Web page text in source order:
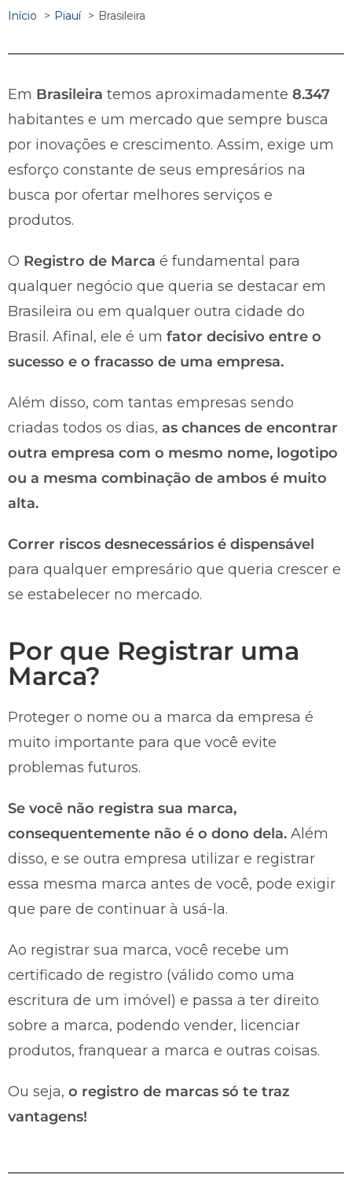
Início Piauí Brasileira
Em Brasileira temos aproximadamente 8.347
habitantes e um mercado que sempre busca
por inovações e crescimento. Assim, exige um
esforço constante de seus empresários na
busca por ofertar melhores serviços e
produtos.
O Registro de Marca é fundamental para
qualquer negócio que queria se destacar em
Brasileira ou em qualquer outra cidade do
Brasil. Afinal, ele é um fator decisivo entre o
sucesso e o fracasso de uma empresa.
Além disso, com tantas empresas sendo
criadas todos os dias, as chances de encontrar
outra empresa com o mesmo nome, logotipo
ou a mesma combinação de ambos é muito
alta.
Correr riscos desnecessários é dispensável
para qualquer empresário que queria crescer e
se estabelecer no mercado.
Por que Registrar uma
Marca?
Proteger o nome ou a marca da empresa é
muito importante para que você evite
problemas futuros.
Se você não registra sua marca,
consequentemente não é o dono dela. Além
disso, e se outra empresa utilizar e registrar
essa mesma marca antes de você, pode exigir
que pare de continuar à usá-la.
Ao registrar sua marca, você recebe um
certificado de registro (válido como uma
escritura de um imóvel) e passa a ter direito
sobre a marca, podendo vender, licenciar
produtos, franquear a marca e outras coisas.
Ou seja, o registro de marcas só te traz
vantagens!